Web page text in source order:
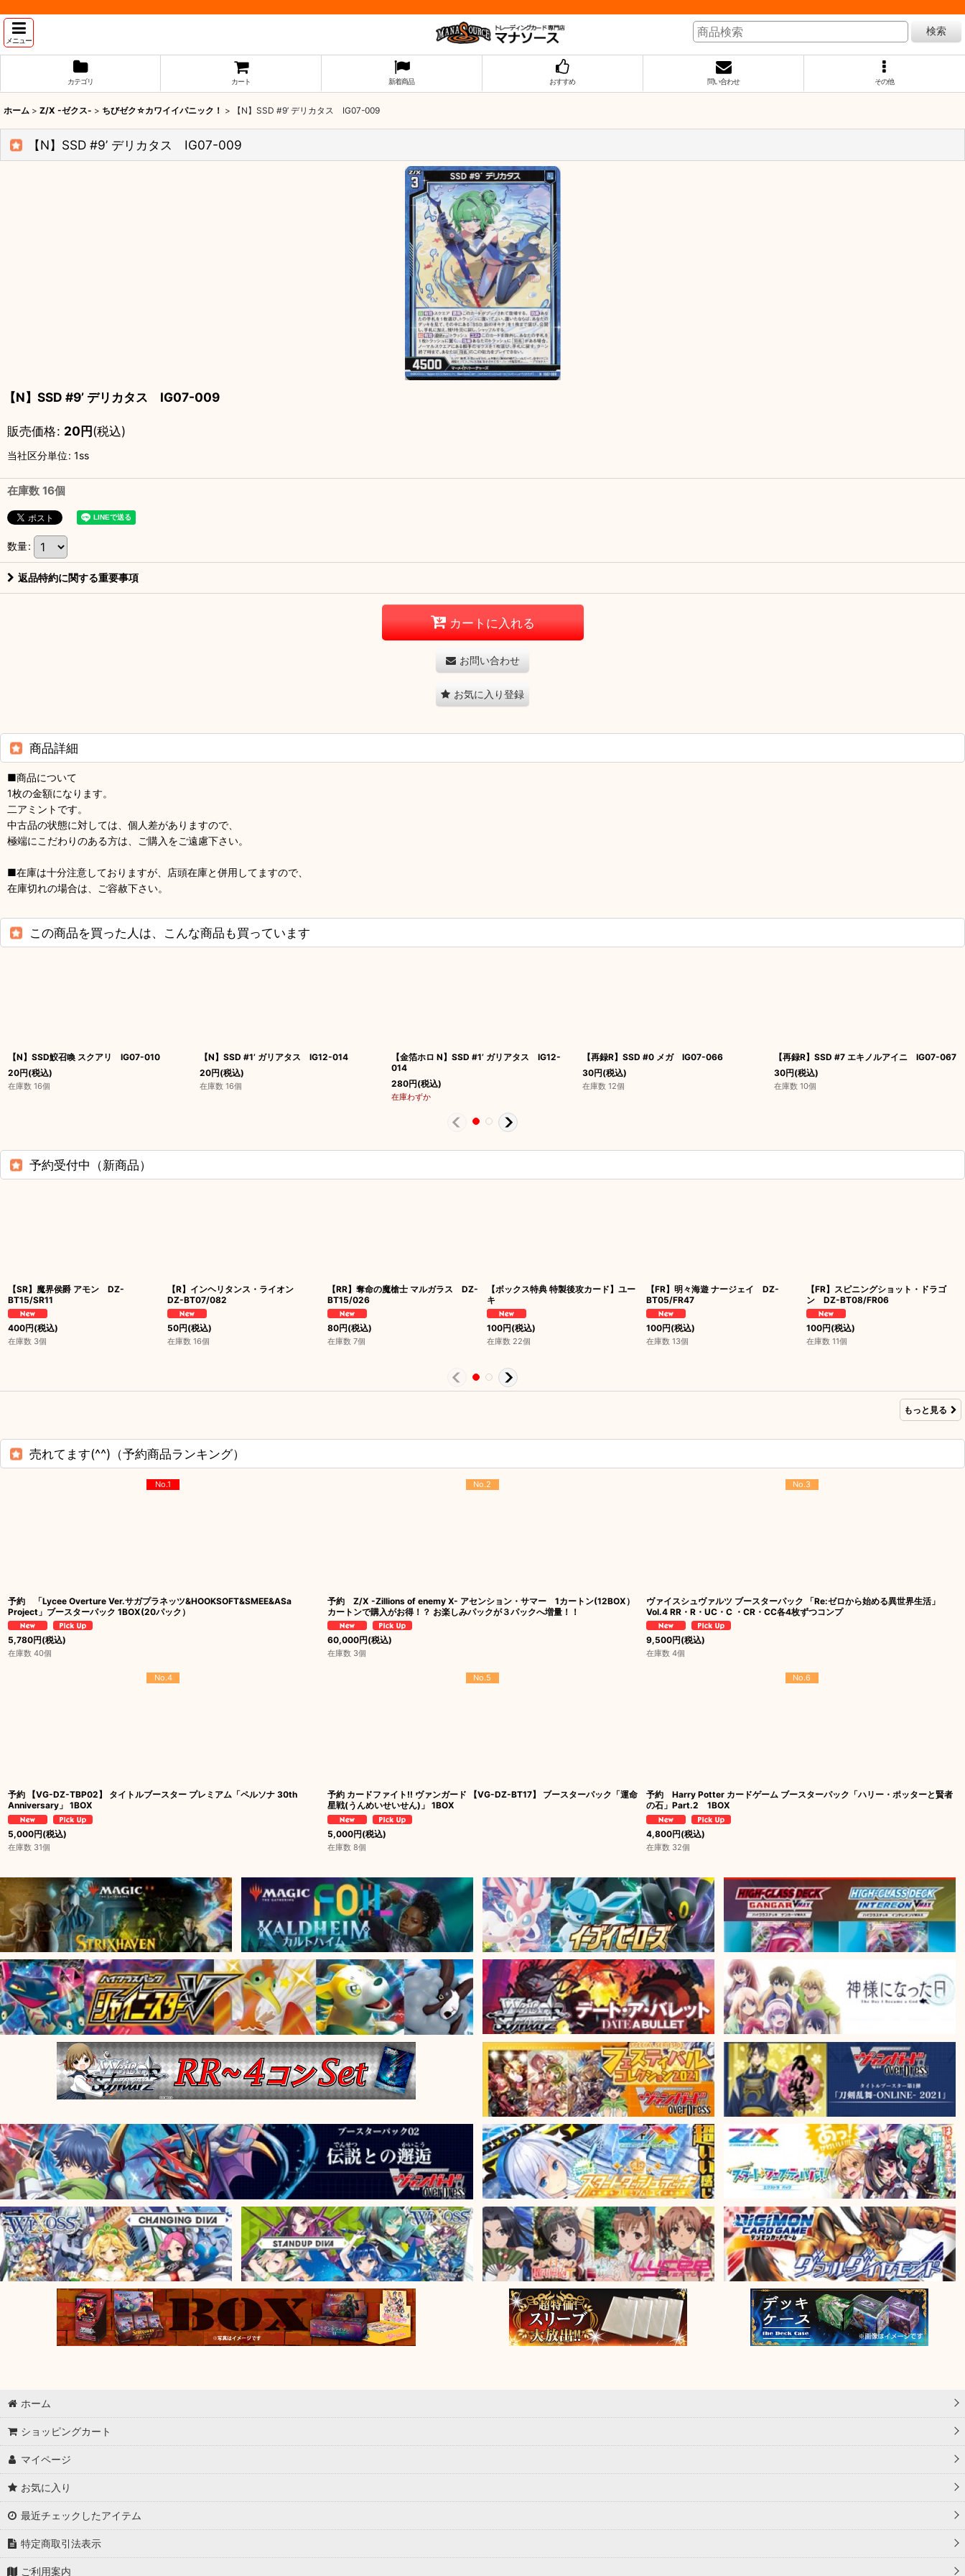
メニュー
検索
カテゴリ カート 新着商品 おすすめ 問い合わせ その他
ホーム > Z/X -ゼクス- > ちびゼク☆カワイイパニック！ > 【N】SSD #9’ デリカタス IG07-009
【N】SSD #9’ デリカタス IG07-009
【N】SSD #9’ デリカタス IG07-009
販売価格: 20円(税込)
当社区分単位: 1ss
在庫数 16個
数量:
返品特約に関する重要事項
カートに入れる
お問い合わせ
お気に入り登録
商品詳細
■商品について
1枚の金額になります。
二アミントです。
中古品の状態に対しては、個人差がありますので、
極端にこだわりのある方は、ご購入をご遠慮下さい。
■在庫は十分注意しておりますが、店頭在庫と併用してますので、
在庫切れの場合は、ご容赦下さい。
この商品を買った人は、こんな商品も買っています
【N】SSD鮫召喚 スクアリ IG07-010
20円(税込)
在庫数 16個
【N】SSD #1’ ガリアタス IG12-014
20円(税込)
在庫数 16個
【金箔ホロ N】SSD #1’ ガリアタス IG12-
014
280円(税込)
在庫わずか
【再録R】SSD #0 メガ IG07-066
30円(税込)
在庫数 12個
【再録R】SSD #7 エキノルアイニ IG07-067
30円(税込)
在庫数 10個
予約受付中（新商品）
【SR】魔界侯爵 アモン DZ-
BT15/SR11
400円(税込)
在庫数 3個
【R】インヘリタンス・ライオン
DZ-BT07/082
50円(税込)
在庫数 16個
【RR】奪命の魔槍士 マルガラス DZ-
BT15/026
80円(税込)
在庫数 7個
【ボックス特典 特製後攻カード】ユー
キ
100円(税込)
在庫数 22個
【FR】明々海遊 ナージェイ DZ-
BT05/FR47
100円(税込)
在庫数 13個
【FR】スピニングショット・ドラゴ
ン DZ-BT08/FR06
100円(税込)
在庫数 11個
もっと見る
売れてます(^^)（予約商品ランキング）
No.1
予約 「Lycee Overture Ver.サガプラネッツ&HOOKSOFT&SMEE&ASa
Project」ブースターパック 1BOX(20パック）
5,780円(税込)
在庫数 40個
No.2
予約 Z/X -Zillions of enemy X- アセンション・サマー 1カートン(12BOX）
カートンで購入がお得！？ お楽しみパックが３パックへ増量！！
60,000円(税込)
在庫数 3個
No.3
ヴァイスシュヴァルツ ブースターパック 「Re:ゼロから始める異世界生活」
Vol.4 RR・R・UC・C ・CR・CC各4枚ずつコンプ
9,500円(税込)
在庫数 4個
No.4
予約 【VG-DZ-TBP02】 タイトルブースター プレミアム「ペルソナ 30th
Anniversary」 1BOX
5,000円(税込)
在庫数 31個
No.5
予約 カードファイト!! ヴァンガード 【VG-DZ-BT17】 ブースターパック「運命
星戦(うんめいせいせん)」 1BOX
5,000円(税込)
在庫数 8個
No.6
予約 Harry Potter カードゲーム ブースターパック「ハリー・ポッターと賢者
の石」Part.2 1BOX
4,800円(税込)
在庫数 32個
ホーム
ショッピングカート
マイページ
お気に入り
最近チェックしたアイテム
特定商取引法表示
ご利用案内